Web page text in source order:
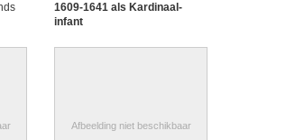
1609-1641 als Kardinaal-
infant
school)
Afbeelding niet beschikbaar